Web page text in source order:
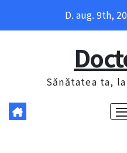
D. aug. 9th,
Sănătatea ta,